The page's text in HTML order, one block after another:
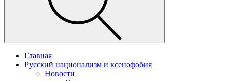
Главная
Русский национализм и ксенофобия
Новости